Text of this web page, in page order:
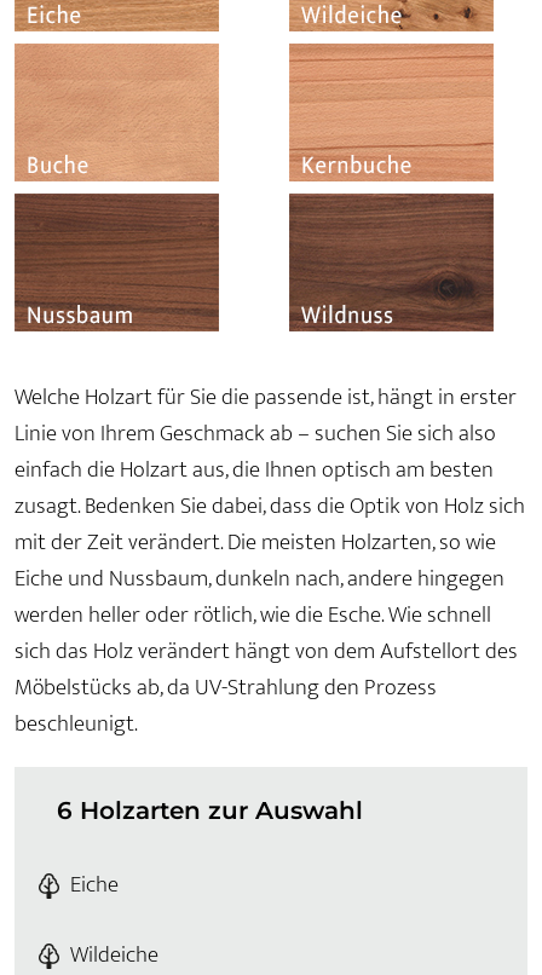
Welche Holzart für Sie die passende ist, hängt in erster
Linie von Ihrem Geschmack ab – suchen Sie sich also
einfach die Holzart aus, die Ihnen optisch am besten
zusagt. Bedenken Sie dabei, dass die Optik von Holz sich
mit der Zeit verändert. Die meisten Holzarten, so wie
Eiche und Nussbaum, dunkeln nach, andere hingegen
werden heller oder rötlich, wie die Esche. Wie schnell
sich das Holz verändert hängt von dem Aufstellort des
Möbelstücks ab, da UV-Strahlung den Prozess
beschleunigt.
6 Holzarten zur Auswahl
Eiche
Wildeiche